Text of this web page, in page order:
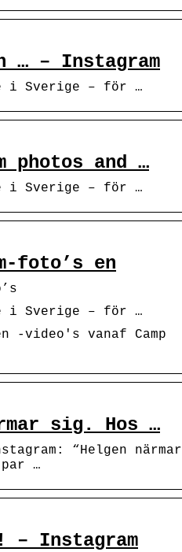
… – Instagram
i Sverige – för …
photos and …
i Sverige – för …
foto’s en
i Sverige – för …
-video's vanaf Camp
sig. Hos …
“Helgen närmar
…
– Instagram